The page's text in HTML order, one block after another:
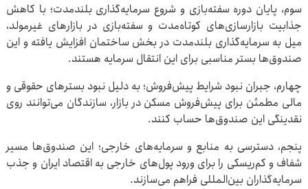
سوم، پایان دوره سفته‌بازی و شروع سرمایه‌گذاری بلندمدت؛ با کاهش
جذابیت بازارسازی‌های کوتاه‌مدت و سفته‌بازی در بازارهای غیرمولد،
میل به سرمایه‌گذاری بلندمدت در بخش ساختمان افزایش یافته و این
صندوق‌ها بستر مناسبی برای این انتقال سرمایه هستند.
چهارم، جبران نبود شرایط پیش‌فروش؛ به دلیل نبود بسترهای حقوقی و
مالی مطمئن برای پیش‌فروش مسکن در بازار، سازندگان می‌توانند روی
نقدینگی این صندوق‌ها حساب کنند.
پنجم، دسترسی به منابع و سرمایه‌های خارجی؛ این صندوق‌ها مسیر
شفاف و کم‌ریسکی را برای ورود پول‌های خارجی به اقتصاد ایران و جذب
سرمایه‌گذاران بین‌المللی فراهم می‌سازند.